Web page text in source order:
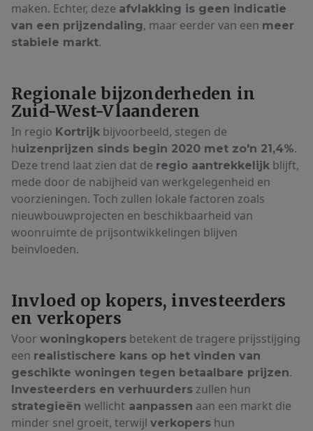
maken. Echter, deze afvlakking is geen indicatie
van een prijzendaling, maar eerder van een meer
stabiele markt.
Regionale bijzonderheden in
Zuid-West-Vlaanderen
In regio Kortrijk bijvoorbeeld, stegen de
huizenprijzen sinds begin 2020 met zo'n 21,4%.
Deze trend laat zien dat de regio aantrekkelijk blijft,
mede door de nabijheid van werkgelegenheid en
voorzieningen. Toch zullen lokale factoren zoals
nieuwbouwprojecten en beschikbaarheid van
woonruimte de prijsontwikkelingen blijven
beïnvloeden.
Invloed op kopers, investeerders
en verkopers
Voor woningkopers betekent de tragere prijsstijging
een realistischere kans op het vinden van
geschikte woningen tegen betaalbare prijzen.
Investeerders en verhuurders zullen hun
strategieën wellicht aanpassen aan een markt die
minder snel groeit, terwijl verkopers hun